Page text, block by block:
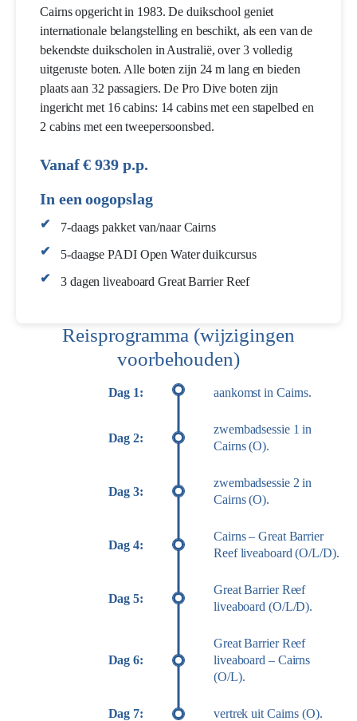
Cairns opgericht in 1983. De duikschool geniet
internationale belangstelling en beschikt, als een van de
bekendste duikscholen in Australië, over 3 volledig
uitgeruste boten. Alle boten zijn 24 m lang en bieden
plaats aan 32 passagiers. De Pro Dive boten zijn
ingericht met 16 cabins: 14 cabins met een stapelbed en
2 cabins met een tweepersoonsbed.
Vanaf € 939 p.p.
In een oogopslag
7-daags pakket van/naar Cairns
5-daagse PADI Open Water duikcursus
3 dagen liveaboard Great Barrier Reef
Reisprogramma (wijzigingen
voorbehouden)
Dag 1: aankomst in Cairns.
Dag 2:
zwembadsessie 1 in
Cairns (O).
Dag 3:
zwembadsessie 2 in
Cairns (O).
Dag 4:
Cairns – Great Barrier
Reef liveaboard (O/L/D).
Dag 5:
Great Barrier Reef
liveaboard (O/L/D).
Dag 6:
Great Barrier Reef
liveaboard – Cairns
(O/L).
Dag 7: vertrek uit Cairns (O).